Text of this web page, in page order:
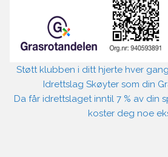
Støtt klubben i ditt hjerte hver
Idrettslag Skøyter som din
Da får idrettslaget inntil 7 % av din
koster deg noe